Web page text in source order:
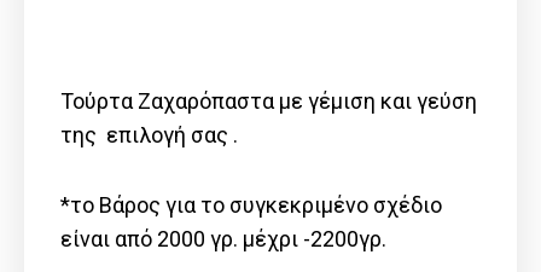
Τούρτα Ζαχαρόπαστα με γέμιση και γεύση
της επιλογή σας .
*το Βάρος για το συγκεκριμένο σχέδιο
είναι από 2000 γρ. μέχρι -2200γρ.